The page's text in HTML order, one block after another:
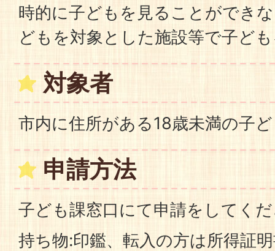
時的に子どもを見ることができ
どもを対象とした施設等で子ど
対象者
市内に住所がある18歳未満の子
申請方法
子ども課窓口にて申請をしてく
持ち物:印鑑、転入の方は所得証